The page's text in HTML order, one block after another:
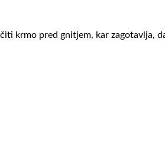
krmo pred gnitjem, kar zagotavlja,